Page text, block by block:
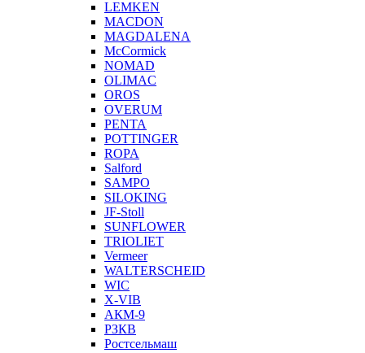
LEMKEN
MACDON
MAGDALENA
McCormick
NOMAD
OLIMAC
OROS
OVERUM
PENTA
POTTINGER
ROPA
Salford
SAMPO
SILOKING
JF-Stoll
SUNFLOWER
TRIOLIET
Vermeer
WALTERSCHEID
WIC
X-VIB
АКМ-9
РЗКВ
Ростсельмаш